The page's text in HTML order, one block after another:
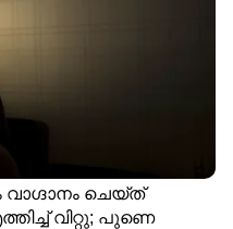
ദുരിതം
വെള്ളം